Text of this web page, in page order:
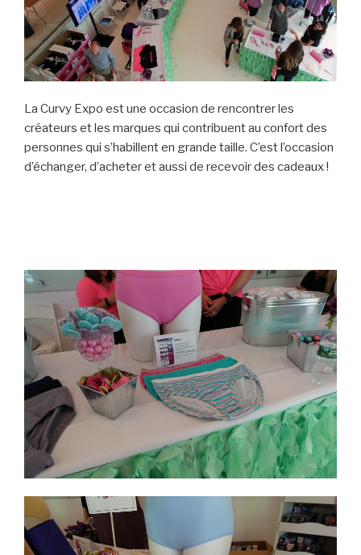
La Curvy Expo est une occasion de rencontrer les
créateurs et les marques qui contribuent au confort des
personnes qui s’habillent en grande taille. C’est l’occasion
d’échanger, d’acheter et aussi de recevoir des cadeaux !